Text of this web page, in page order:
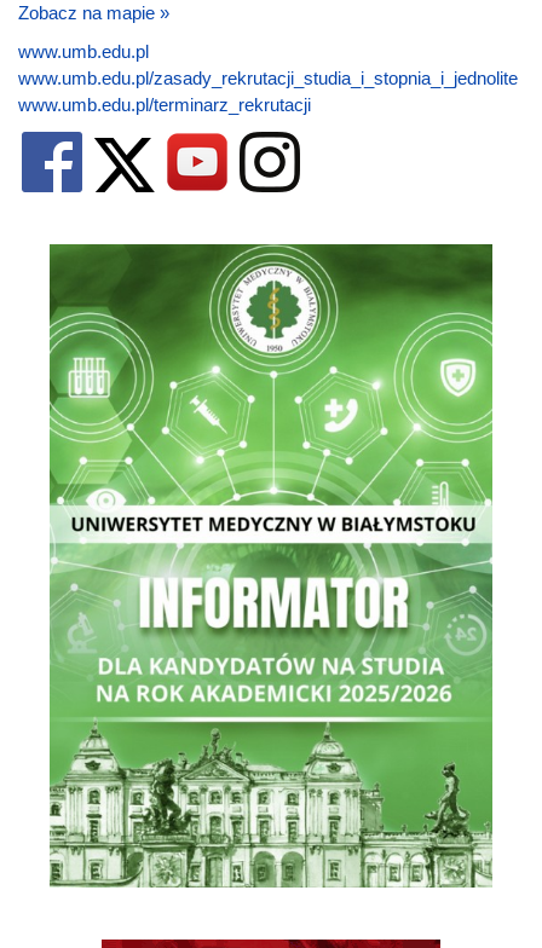
Zobacz na mapie »
www.umb.edu.pl
www.umb.edu.pl/zasady_rekrutacji_studia_i_stopnia_i_jednolite
www.umb.edu.pl/terminarz_rekrutacji